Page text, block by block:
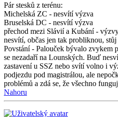
Pár stesků z terénu:
Michelská ZC - nesvítí výzva
Bruselská DC - nesvítí výzva
přechod mezi Slávií a Kubání -
nesvítí, občas jen tak probliknou,
Povstání - Palouček bývalo zvykem
se nezadaří na Lounských. Buď
zastavení u SSZ nebo svítí volno i
podjezdu pod magistrálou, ale
problémů a zdá se, že všechno
Nahoru